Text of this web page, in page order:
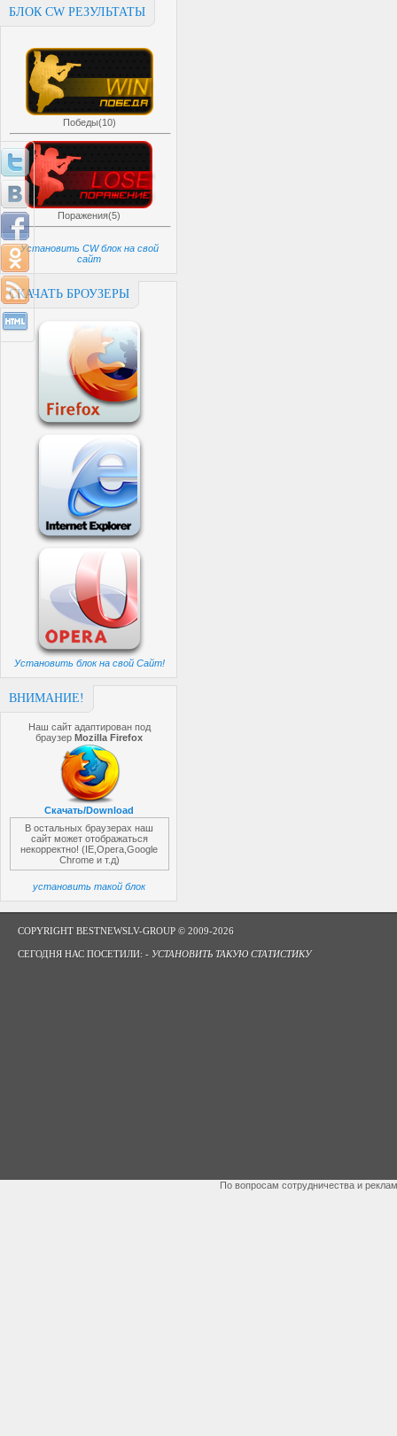
БЛОК CW РЕЗУЛЬТАТЫ
Победы(10)
Поражения(5)
Установить CW блок на свой
сайт
СКАЧАТЬ БРОУЗЕРЫ
Установить блок на свой Сайт!
ВНИМАНИЕ!
Наш сайт адаптирован под
браузерMozilla Firefox
Скачать/Download
В остальных браузерах наш
сайт может отображаться
некорректно! (IE,Opera,Google
Chrome и т.д)
установить такой блок
COPYRIGHT BESTNEWSLV-GROUP © 2009-2026
СЕГОДНЯ НАС ПОСЕТИЛИ: - УСТАНОВИТЬ ТАКУЮ СТАТИСТИКУ
По вопросам сотрудничества и